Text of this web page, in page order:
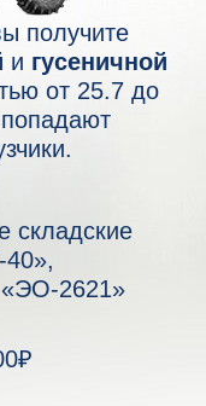
получите
и гусеничной
от 25.7 до
складские
40»,
«ЭО-2621»